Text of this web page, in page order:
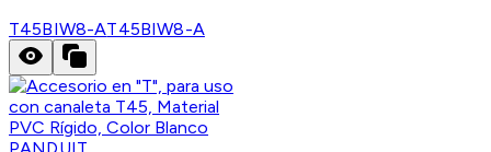
T45BIW8-AT45BIW8-A